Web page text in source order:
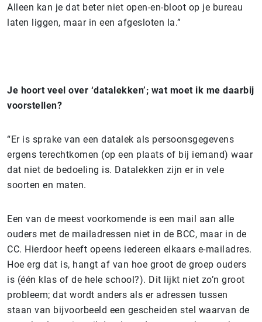
Alleen kan je dat beter niet open-en-bloot op je bureau
laten liggen, maar in een afgesloten la.”
Je hoort veel over ‘datalekken’; wat moet ik me daarbij
voorstellen?
“Er is sprake van een datalek als persoonsgegevens
ergens terechtkomen (op een plaats of bij iemand) waar
dat niet de bedoeling is. Datalekken zijn er in vele
soorten en maten.
Een van de meest voorkomende is een mail aan alle
ouders met de mailadressen niet in de BCC, maar in de
CC. Hierdoor heeft opeens iedereen elkaars e-mailadres.
Hoe erg dat is, hangt af van hoe groot de groep ouders
is (één klas of de hele school?). Dit lijkt niet zo’n groot
probleem; dat wordt anders als er adressen tussen
staan van bijvoorbeeld een gescheiden stel waarvan de